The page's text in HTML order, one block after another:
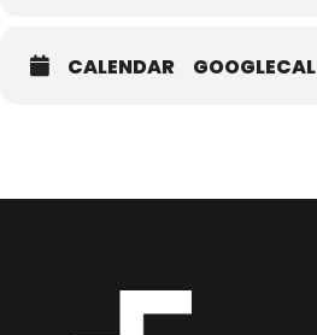
CALENDAR GOOGLECAL